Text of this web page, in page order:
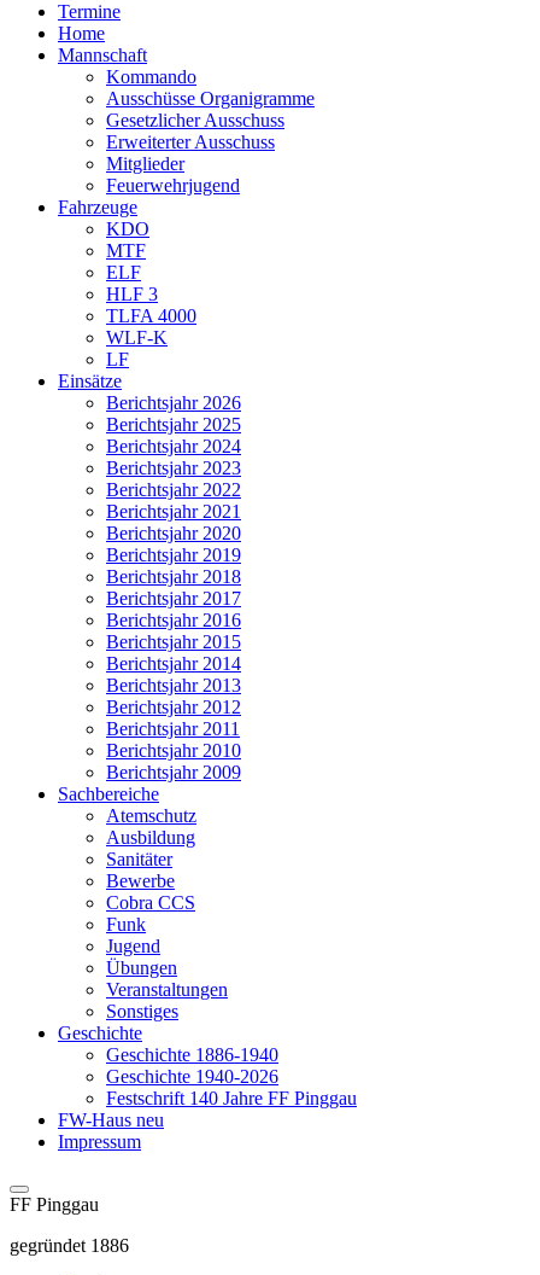
Termine
Home
Mannschaft
Kommando
Ausschüsse Organigramme
Gesetzlicher Ausschuss
Erweiterter Ausschuss
Mitglieder
Feuerwehrjugend
Fahrzeuge
KDO
MTF
ELF
HLF 3
TLFA 4000
WLF-K
LF
Einsätze
Berichtsjahr 2026
Berichtsjahr 2025
Berichtsjahr 2024
Berichtsjahr 2023
Berichtsjahr 2022
Berichtsjahr 2021
Berichtsjahr 2020
Berichtsjahr 2019
Berichtsjahr 2018
Berichtsjahr 2017
Berichtsjahr 2016
Berichtsjahr 2015
Berichtsjahr 2014
Berichtsjahr 2013
Berichtsjahr 2012
Berichtsjahr 2011
Berichtsjahr 2010
Berichtsjahr 2009
Sachbereiche
Atemschutz
Ausbildung
Sanitäter
Bewerbe
Cobra CCS
Funk
Jugend
Übungen
Veranstaltungen
Sonstiges
Geschichte
Geschichte 1886-1940
Geschichte 1940-2026
Festschrift 140 Jahre FF Pinggau
FW-Haus neu
Impressum
FF Pinggau
gegründet 1886